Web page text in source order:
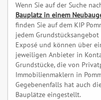
Wenn Sie auf der Suche
Bauplatz in einem
finden Sie auf dem KIP
jedem
Exposé und können über
jeweiligen Anbieter in
Grundstücke, die von
Immobilienmaklern in
Gegebenenfalls hat auch
Bauplätze eingestellt.